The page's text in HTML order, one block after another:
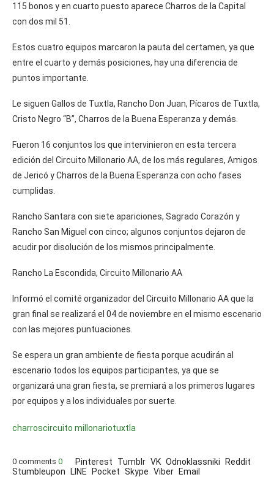
115 bonos y en cuarto puesto aparece Charros de la Capital
con dos mil 51.
Estos cuatro equipos marcaron la pauta del certamen, ya que
entre el cuarto y demás posiciones, hay una diferencia de
puntos importante.
Le siguen Gallos de Tuxtla, Rancho Don Juan, Pícaros de Tuxtla,
Cristo Negro “B”, Charros de la Buena Esperanza y demás.
Fueron 16 conjuntos los que intervinieron en esta tercera
edición del Circuito Millonario AA, de los más regulares, Amigos
de Jericó y Charros de la Buena Esperanza con ocho fases
cumplidas.
Rancho Santara con siete apariciones, Sagrado Corazón y
Rancho San Miguel con cinco; algunos conjuntos dejaron de
acudir por disolución de los mismos principalmente.
Rancho La Escondida, Circuito Millonario AA
Informó el comité organizador del Circuito Millonario AA que la
gran final se realizará el 04 de noviembre en el mismo escenario
con las mejores puntuaciones.
Se espera un gran ambiente de fiesta porque acudirán al
escenario todos los equipos participantes, ya que se
organizará una gran fiesta, se premiará a los primeros lugares
por equipos y a los individuales por suerte.
charroscircuito millonariotuxtla
0 comments 0 Pinterest Tumblr VK Odnoklassniki Reddit
Stumbleupon LINE Pocket Skype Viber Email